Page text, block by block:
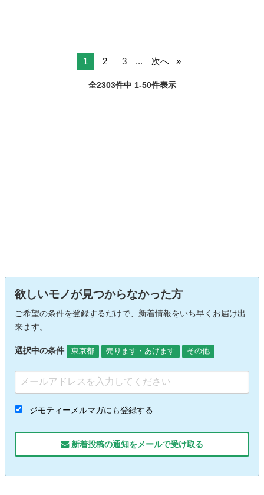
1 2 3 ... 次へ
全2303件中 1-50件表示
欲しいモノが見つからなかった方
ご希望の条件を登録するだけで、新着情報をいち早くお届け出
来ます。
選択中の条件 東京都 売ります・あげます その他
ジモティーメルマガにも登録する
新着投稿の通知をメールで受け取る